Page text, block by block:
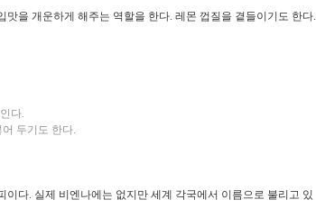
을 개운하게 해주는 역할을 한다. 레몬 껍질을 곁들이기도 한다.
다.
두기도 한다.
다. 실제 비엔나에는 없지만 세계 각국에서 이름으로 불리고 있